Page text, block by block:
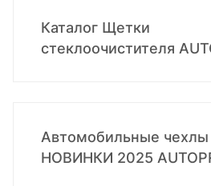
Каталог Щетки
стеклоочистителя
Автомобильные чехлы
НОВИНКИ 2025